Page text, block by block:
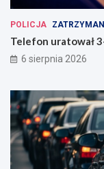
POLICJA
Telefon uratował
6 sierpnia 2026